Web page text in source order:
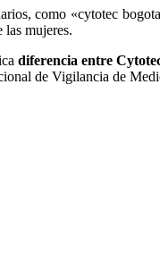
como «cytotec
las mujeres.
diferencia entre
de Vigilancia de